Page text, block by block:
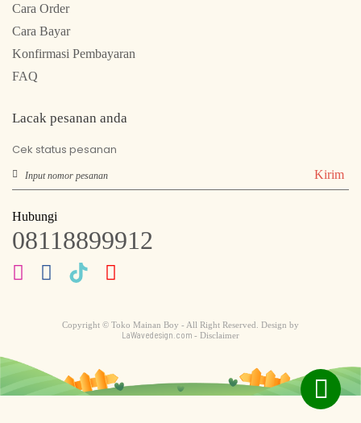
Cara Order
Cara Bayar
Konfirmasi Pembayaran
FAQ
Lacak pesanan anda
Cek status pesanan
Kirim
Hubungi
08118899912
Copyright © Toko Mainan Boy - All Right Reserved. Design by
LaWavedesign.com - Disclaimer